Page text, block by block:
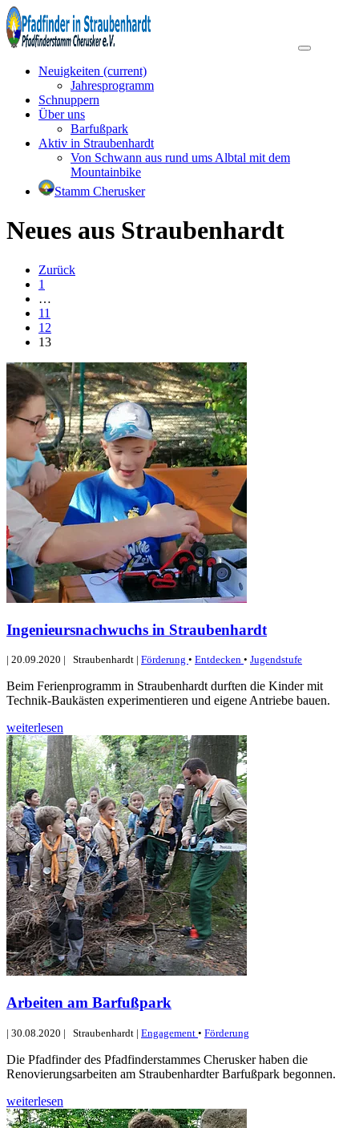
Neuigkeiten (current)
Jahresprogramm
Schnuppern
Über uns
Barfußpark
Aktiv in Straubenhardt
Von Schwann aus rund ums Albtal mit dem
Mountainbike
Stamm Cherusker
Neues aus Straubenhardt
Zurück
1
…
11
12
13
Ingenieursnachwuchs in Straubenhardt
| 20.09.2020 | Straubenhardt | Förderung • Entdecken • Jugendstufe
Beim Ferienprogramm in Straubenhardt durften die Kinder mit
Technik-Baukästen experimentieren und eigene Antriebe bauen.
weiterlesen
Arbeiten am Barfußpark
| 30.08.2020 | Straubenhardt | Engagement • Förderung
Die Pfadfinder des Pfadfinderstammes Cherusker haben die
Renovierungsarbeiten am Straubenhardter Barfußpark begonnen.
weiterlesen